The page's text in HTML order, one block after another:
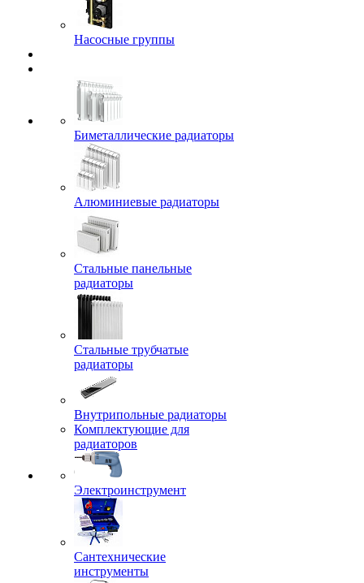
Насосные группы
Биметаллические радиаторы
Алюминиевые радиаторы
Стальные панельные
радиаторы
Стальные трубчатые
радиаторы
Внутрипольные радиаторы
Комплектующие для
радиаторов
Электроинструмент
Сантехнические
инструменты